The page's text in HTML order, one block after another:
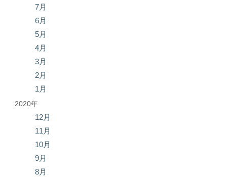
7月
6月
5月
4月
3月
2月
1月
2020年
12月
11月
10月
9月
8月